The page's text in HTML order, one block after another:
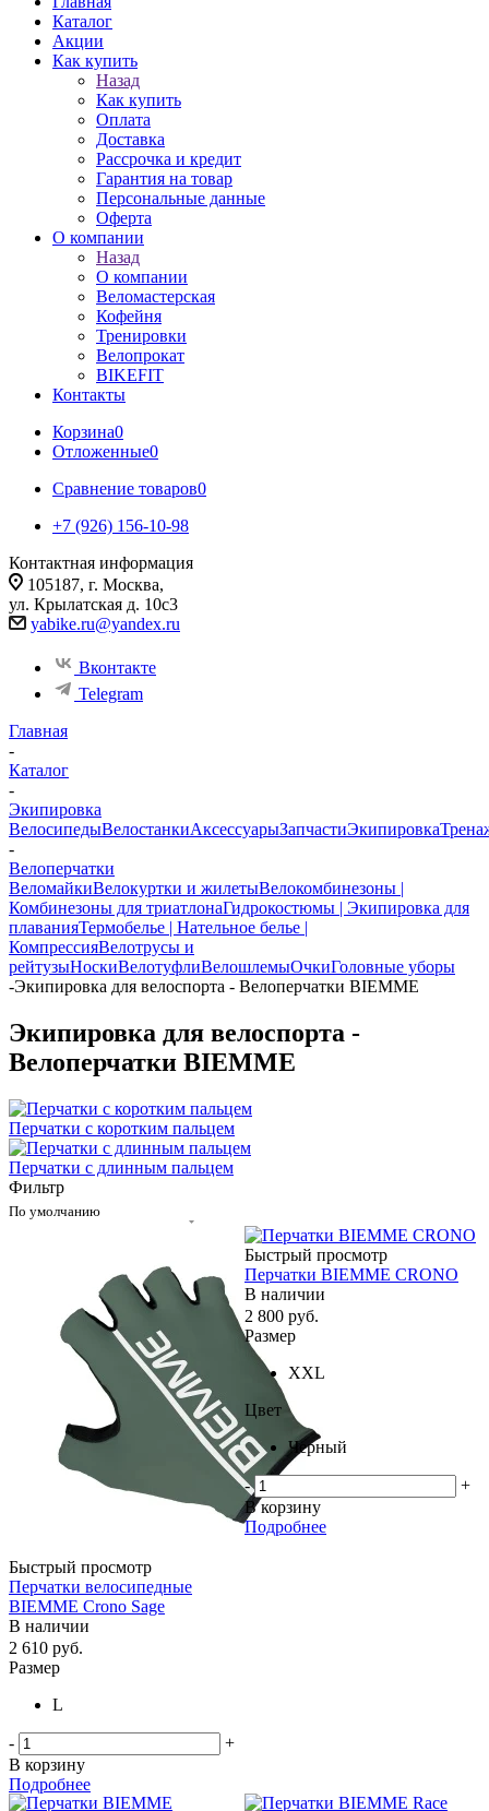
Каталог
Акции
Как купить
Назад
Как купить
Оплата
Доставка
Рассрочка и кредит
Гарантия на товар
Персональные данные
Оферта
О компании
Назад
О компании
Веломастерская
Кофейня
Тренировки
Велопрокат
BIKEFIT
Контакты
Корзина0
Отложенные0
Сравнение товаров0
+7 (926) 156-10-98
Контактная информация
105187, г. Москва,
ул. Крылатская д. 10с3
yabike.ru@yandex.ru
Вконтакте
Telegram
Главная
-
Каталог
-
Экипировка
ВелосипедыВелостанкиАксессуарыЗапчастиЭкипировка
-
Велоперчатки
ВеломайкиВелокуртки и жилетыВелокомбинезоны |
Комбинезоны для триатлонаГидрокостюмы | Экипировка для
плаванияТермобелье | Нательное белье |
КомпрессияВелотрусы и
рейтузыНоскиВелотуфлиВелошлемыОчкиГоловные уборы
-Экипировка для велоспорта - Велоперчатки BIEMME
Экипировка для велоспорта -
Велоперчатки BIEMME
Перчатки с коротким пальцем
Перчатки с длинным пальцем
Фильтр
По умолчанию
Быстрый просмотр
Перчатки велосипедные
BIEMME Crono Sage
В наличии
2 610 руб.
Размер
L
-
+
В корзину
Подробнее
Быстрый просмотр
Перчатки BIEMME CRONO
В наличии
2 800 руб.
Размер
XXL
Цвет
Черный
-
+
В корзину
Подробнее